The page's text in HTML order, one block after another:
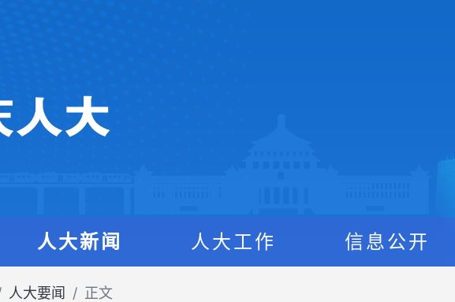
人大新闻 人大工作 信息公开
人大要闻 正文